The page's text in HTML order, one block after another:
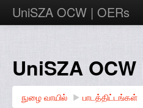
UniSZA OCW | OERs
UniSZA OCW
நுழை வாயில் ▶︎ பாடத்திட்டங்கள்